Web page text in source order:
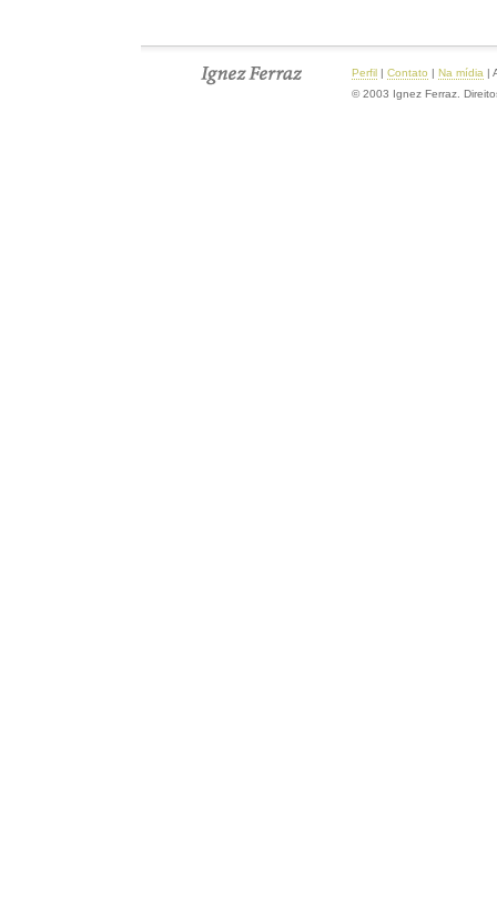
Perfil | Contato | Na mídia |
© 2003 Ignez Ferraz.